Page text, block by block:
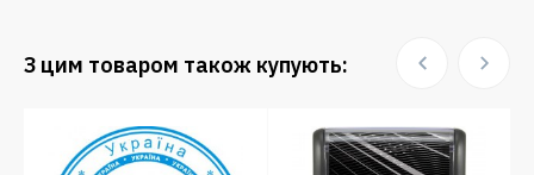
З цим товаром також купують: